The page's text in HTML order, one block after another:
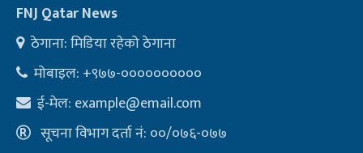
FNJ Qatar News
ठेगाना: मिडिया रहेको ठेगाना
मोबाइल: +९७७-००००००००००
ई-मेल: example@email.com
सूचना विभाग दर्ता नं: ००/०७६-०७७